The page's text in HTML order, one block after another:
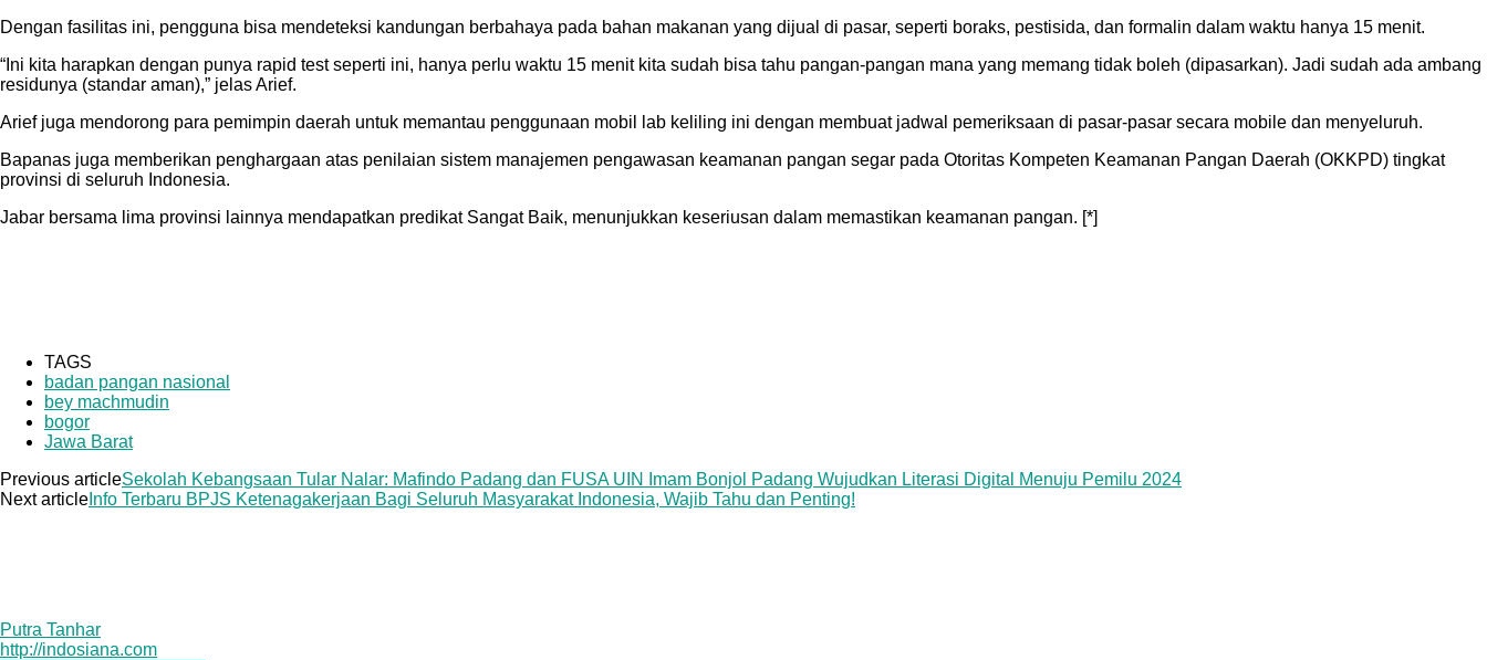
Dengan fasilitas ini, pengguna bisa mendeteksi kandungan berbahaya pada bahan makanan yang dijual di pasar, seperti boraks, pestisida, dan formalin dalam waktu hanya 15 menit.
“Ini kita harapkan dengan punya rapid test seperti ini, hanya perlu waktu 15 menit kita sudah bisa tahu pangan-pangan mana yang memang tidak boleh (dipasarkan). Jadi sudah ada ambang
residunya (standar aman),” jelas Arief.
Arief juga mendorong para pemimpin daerah untuk memantau penggunaan mobil lab keliling ini dengan membuat jadwal pemeriksaan di pasar-pasar secara mobile dan menyeluruh.
Bapanas juga memberikan penghargaan atas penilaian sistem manajemen pengawasan keamanan pangan segar pada Otoritas Kompeten Keamanan Pangan Daerah (OKKPD) tingkat
provinsi di seluruh Indonesia.
Jabar bersama lima provinsi lainnya mendapatkan predikat Sangat Baik, menunjukkan keseriusan dalam memastikan keamanan pangan. [*]
TAGS
badan pangan nasional
bey machmudin
bogor
Jawa Barat
Previous articleSekolah Kebangsaan Tular Nalar: Mafindo Padang dan FUSA UIN Imam Bonjol Padang Wujudkan Literasi Digital Menuju Pemilu 2024
Next article Info Terbaru BPJS Ketenagakerjaan Bagi Seluruh Masyarakat Indonesia, Wajib Tahu dan Penting!
Putra Tanhar
http://indosiana.com